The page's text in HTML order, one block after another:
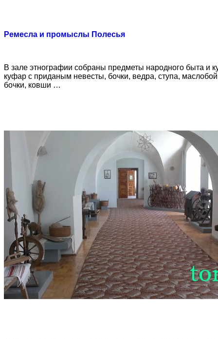
Ремесла и промыслы Полесья
В зале этнографии собраны предметы народного быта и
куфар с приданым невесты, бочки, ведра, ступа,
бочки, ковши …